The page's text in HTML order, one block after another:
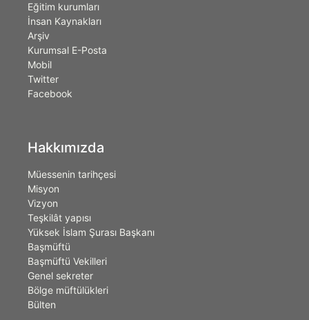
Eğitim kurumları
İnsan Kaynakları
Arşiv
Kurumsal E-Posta
Mobil
Twitter
Facebook
Hakkımızda
Müessenin tarihçesi
Misyon
Vizyon
Teşkilât yapısı
Yüksek İslam Şurası Başkanı
Başmüftü
Başmüftü Vekilleri
Genel sekreter
Bölge müftülükleri
Bülten